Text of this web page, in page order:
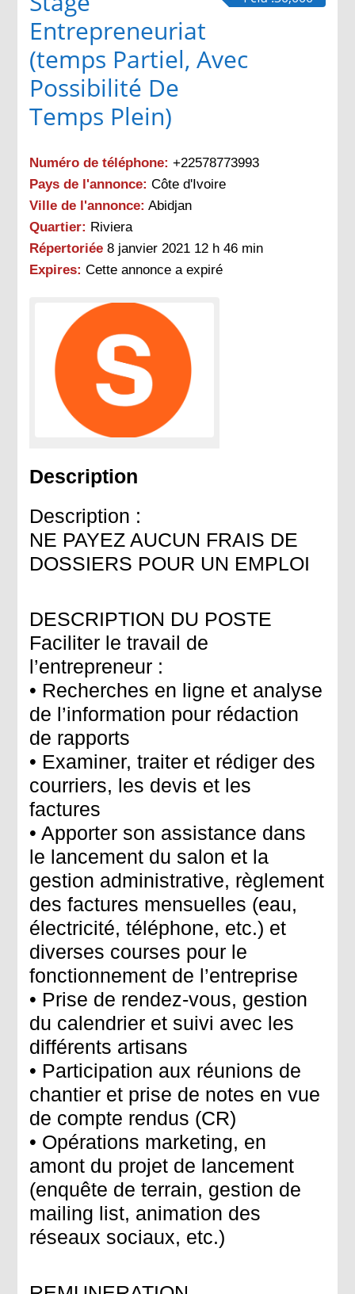
Entrepreneuriat
(temps Partiel, Avec
Possibilité De
Temps Plein)
Numéro de téléphone: +22578773993
Pays de l'annonce: Côte d'Ivoire
Ville de l'annonce: Abidjan
Quartier: Riviera
Répertoriée 8 janvier 2021 12 h 46 min
Expires: Cette annonce a expiré
Description
Description :
NE PAYEZ AUCUN FRAIS DE
DOSSIERS POUR UN EMPLOI
DESCRIPTION DU POSTE
Faciliter le travail de
l’entrepreneur :
• Recherches en ligne et analyse
de l’information pour rédaction
de rapports
• Examiner, traiter et rédiger des
courriers, les devis et les
factures
• Apporter son assistance dans
le lancement du salon et la
gestion administrative, règlement
des factures mensuelles (eau,
électricité, téléphone, etc.) et
diverses courses pour le
fonctionnement de l’entreprise
• Prise de rendez-vous, gestion
du calendrier et suivi avec les
différents artisans
• Participation aux réunions de
chantier et prise de notes en vue
de compte rendus (CR)
• Opérations marketing, en
amont du projet de lancement
(enquête de terrain, gestion de
mailing list, animation des
réseaux sociaux, etc.)